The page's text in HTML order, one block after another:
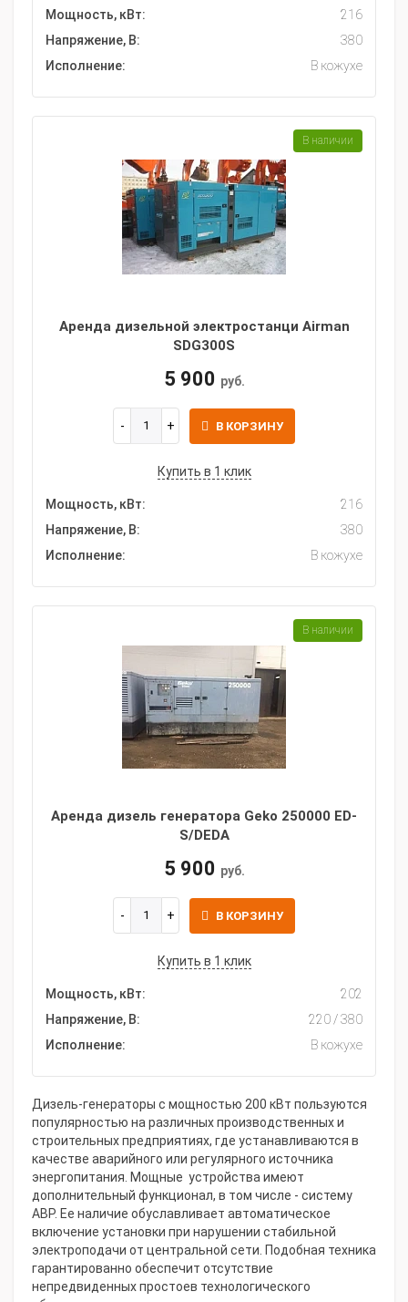
Мощность, кВт:
216
Напряжение, В:
380
Исполнение:
В кожухе
Аренда дизельной электростанци Airman
SDG300S
5 900 руб.
В КОРЗИНУ
Купить в 1 клик
Мощность, кВт:
216
Напряжение, В:
380
Исполнение:
В кожухе
В наличии
Аренда дизель генератора Geko 250000 ED-
S/DEDA
5 900 руб.
В КОРЗИНУ
Купить в 1 клик
Мощность, кВт:
202
Напряжение, В:
220 / 380
Исполнение:
В кожухе
В наличии
Дизель-генераторы с мощностью 200 кВт пользуются
популярностью на различных производственных и
строительных предприятиях, где устанавливаются в
качестве аварийного или регулярного источника
энергопитания. Мощные устройства имеют
дополнительный функционал, в том числе - систему
АВР. Ее наличие обуславливает автоматическое
включение установки при нарушении стабильной
электроподачи от центральной сети. Подобная техника
гарантированно обеспечит отсутствие
непредвиденных простоев технологического